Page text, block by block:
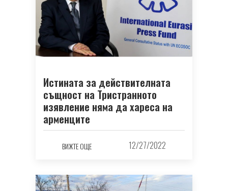
Истината за действителната
същност на Тристранното
изявление няма да хареса на
арменците
ВИЖТЕ ОЩЕ 12/27/2022